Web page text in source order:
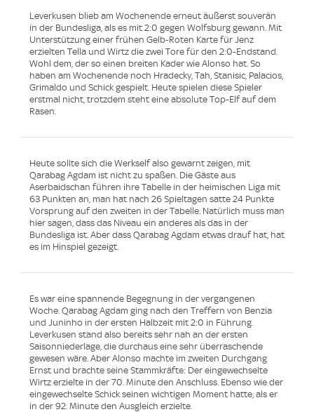
Leverkusen blieb am Wochenende erneut äußerst souverän
in der Bundesliga, als es mit 2:0 gegen Wolfsburg gewann. Mit
Unterstützung einer frühen Gelb-Roten Karte für Jenz
erzielten Tella und Wirtz die zwei Tore für den 2:0-Endstand.
Wohl dem, der so einen breiten Kader wie Alonso hat. So
haben am Wochenende noch Hradecky, Tah, Stanisic, Palacios,
Grimaldo und Schick gespielt. Heute spielen diese Spieler
erstmal nicht, trotzdem steht eine absolute Top-Elf auf dem
Rasen.
Heute sollte sich die Werkself also gewarnt zeigen, mit
Qarabag Agdam ist nicht zu spaßen. Die Gäste aus
Aserbaidschan führen ihre Tabelle in der heimischen Liga mit
63 Punkten an, man hat nach 26 Spieltagen satte 24 Punkte
Vorsprung auf den zweiten in der Tabelle. Natürlich muss man
hier sagen, dass das Niveau ein anderes als das in der
Bundesliga ist. Aber dass Qarabag Agdam etwas drauf hat, hat
es im Hinspiel gezeigt.
Es war eine spannende Begegnung in der vergangenen
Woche. Qarabag Agdam ging nach den Treffern von Benzia
und Juninho in der ersten Halbzeit mit 2:0 in Führung.
Leverkusen stand also bereits sehr nah an der ersten
Saisonniederlage, die durchaus eine sehr überraschende
gewesen wäre. Aber Alonso machte im zweiten Durchgang
Ernst und brachte seine Stammkräfte: Der eingewechselte
Wirtz erzielte in der 70. Minute den Anschluss. Ebenso wie der
eingewechselte Schick seinen wichtigen Moment hatte, als er
in der 92. Minute den Ausgleich erzielte.